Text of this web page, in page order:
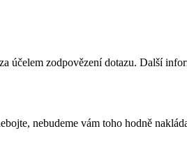
účelem zodpovězení dotazu. Další
nebudeme vám toho hodně